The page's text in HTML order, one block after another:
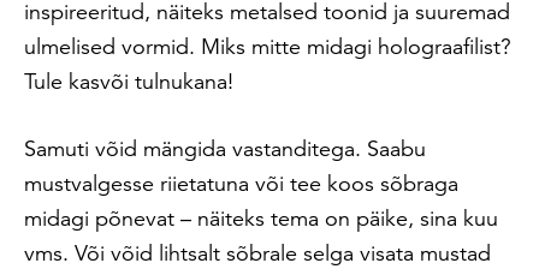
inspireeritud, näiteks metalsed toonid ja suuremad
ulmelised vormid. Miks mitte midagi holograafilist?
Tule kasvõi tulnukana!
Samuti võid mängida vastanditega. Saabu
mustvalgesse riietatuna või tee koos sõbraga
midagi põnevat – näiteks tema on päike, sina kuu
vms. Või võid lihtsalt sõbrale selga visata mustad